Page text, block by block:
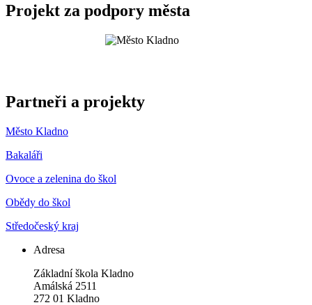
Projekt za podpory města
Partneři a projekty
Město Kladno
Bakaláři
Ovoce a zelenina do škol
Obědy do škol
Středočeský kraj
Adresa
Základní škola Kladno
Amálská 2511
272 01 Kladno